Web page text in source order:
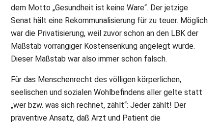
dem Motto „Gesundheit ist keine Ware“. Der jetzige
Senat hält eine Rekommunalisierung für zu teuer. Möglich
war die Privatisierung, weil zuvor schon an den LBK der
Maßstab vorrangiger Kostensenkung angelegt wurde.
Dieser Maßstab war also immer schon falsch.
Für das Menschenrecht des völligen körperlichen,
seelischen und sozialen Wohlbefindens aller gelte statt
„wer bzw. was sich rechnet, zählt“: Jeder zählt! Der
präventive Ansatz, daß Arzt und Patient die